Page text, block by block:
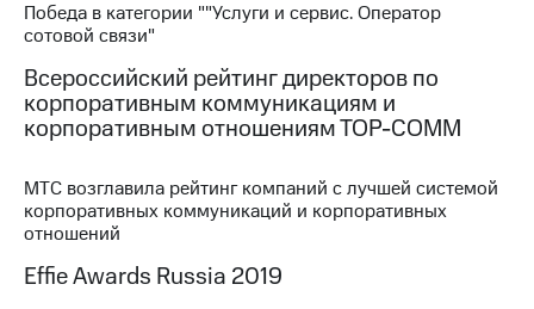
МТС
о технологиях
Достижения
Финансовая
отчетность
Контакты
Победа в категории ""Услуги и сервис. Оператор
сотовой связи"
Всероссийский рейтинг директоров по
корпоративным коммуникациям и
корпоративным отношениям ТОР-СОММ
МТС возглавила рейтинг компаний с лучшей системой
корпоративных коммуникаций и корпоративных
отношений
Effie Awards Russia 2019